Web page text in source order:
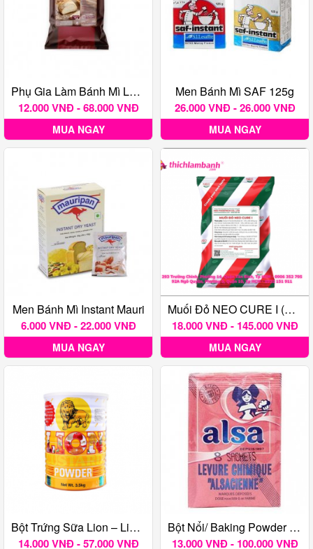
Phụ Gia Làm Bánh Mì Lạt Mauri
12.000 VNĐ - 68.000 VNĐ
MUA NGAY
Men Bánh Mì SAF 125g
26.000 VNĐ - 26.000 VNĐ
MUA NGAY
Men Bánh Mì Instant Mauri
6.000 VNĐ - 22.000 VNĐ
MUA NGAY
Muối Đỏ NEO CURE I (muối Diêm Lạp Xưởng) 20G
18.000 VNĐ - 145.000 VNĐ
MUA NGAY
Bột Trứng Sữa Lion – Lion Custard Powder
14.000 VNĐ - 57.000 VNĐ
Bột Nổi/ Baking Powder Alsa
13.000 VNĐ - 100.000 VNĐ